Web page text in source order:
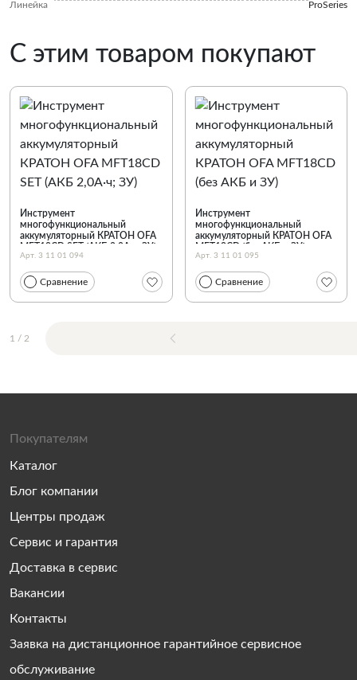
Линейка
ProSeries
С этим товаром покупают
Инструмент
многофункциональный
аккумуляторный КРАТОН OFA
MFT18CD SET (АКБ 2,0А·ч; ЗУ)
Арт. 3 11 01 094
Сравнение
Инструмент
многофункциональный
аккумуляторный КРАТОН OFA
MFT18CD (без АКБ и ЗУ)
Арт. 3 11 01 095
Сравнение
1 / 2
Покупателям
Каталог
Блог компании
Центры продаж
Сервис и гарантия
Доставка в сервис
Вакансии
Контакты
Заявка на дистанционное гарантийное сервисное
обслуживание